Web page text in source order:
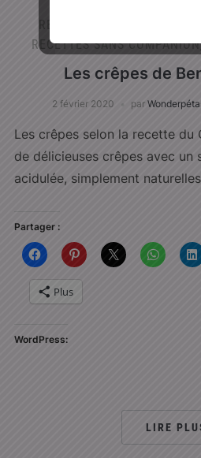
RECETTES SANS COMPANION
Les crêpes de
2 février 2020 par
Les crêpes selon la recette du
de délicieuses crêpes avec
acidulée, simplement
Partager :
Plus
WordPress:
LIRE